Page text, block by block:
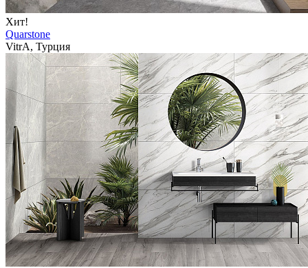
Хит!
Quarstone
VitrA, Турция